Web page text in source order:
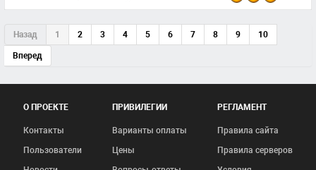
Назад 1 2 3 4 5 6 7 8 9 10
Вперед
О ПРОЕКТЕ
Контакты
Пользователи
ПРИВИЛЕГИИ
Варианты оплаты
Цены
РЕГЛАМЕНТ
Правила сайта
Правила серверов